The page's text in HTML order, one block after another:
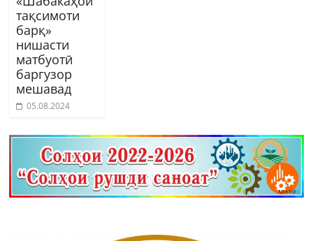
тақсимоти
барқ»
нишасти
матбуотӣ
баргузор
мешавад
05.08.2024